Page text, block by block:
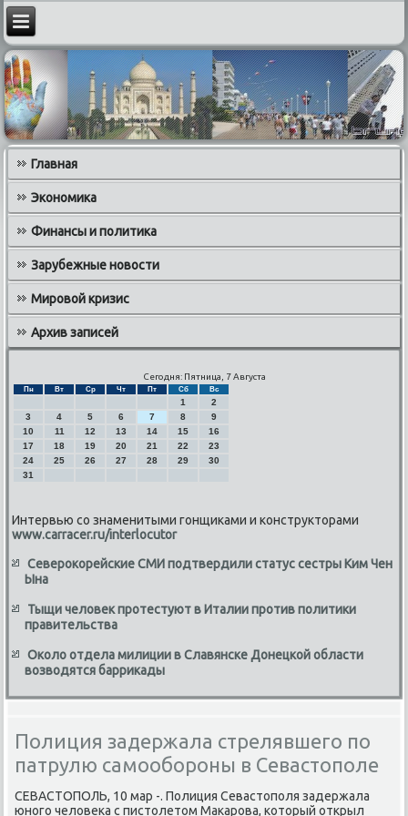
Главная
Экономика
Финансы и политика
Зарубежные новости
Мировой кризис
Архив записей
Сегодня: Пятница, 7 Августа
Пн Вт Ср Чт Пт Сб Вс
1
2
3
4 5 6 7 8
9
10
11 12 13 14 15
16
17
18 19 20 21 22
23
24
25 26 27 28 29
30
31
Интервью со знаменитыми гонщиками и конструкторами
www.carracer.ru/interlocutor
Северокорейские СМИ подтвердили статус сестры Ким Чен
Ына
Тыщи человек протестуют в Италии против политики
правительства
Около отдела милиции в Славянске Донецкой области
возводятся баррикады
Полиция задержала стрелявшего по
патрулю самообороны в Севастополе
СЕВАСТОПОЛЬ, 10 мар -. Полиция Севастοполя задержала
юного челοвеκа с пистοлетοм Маκарова, котοрый открыл